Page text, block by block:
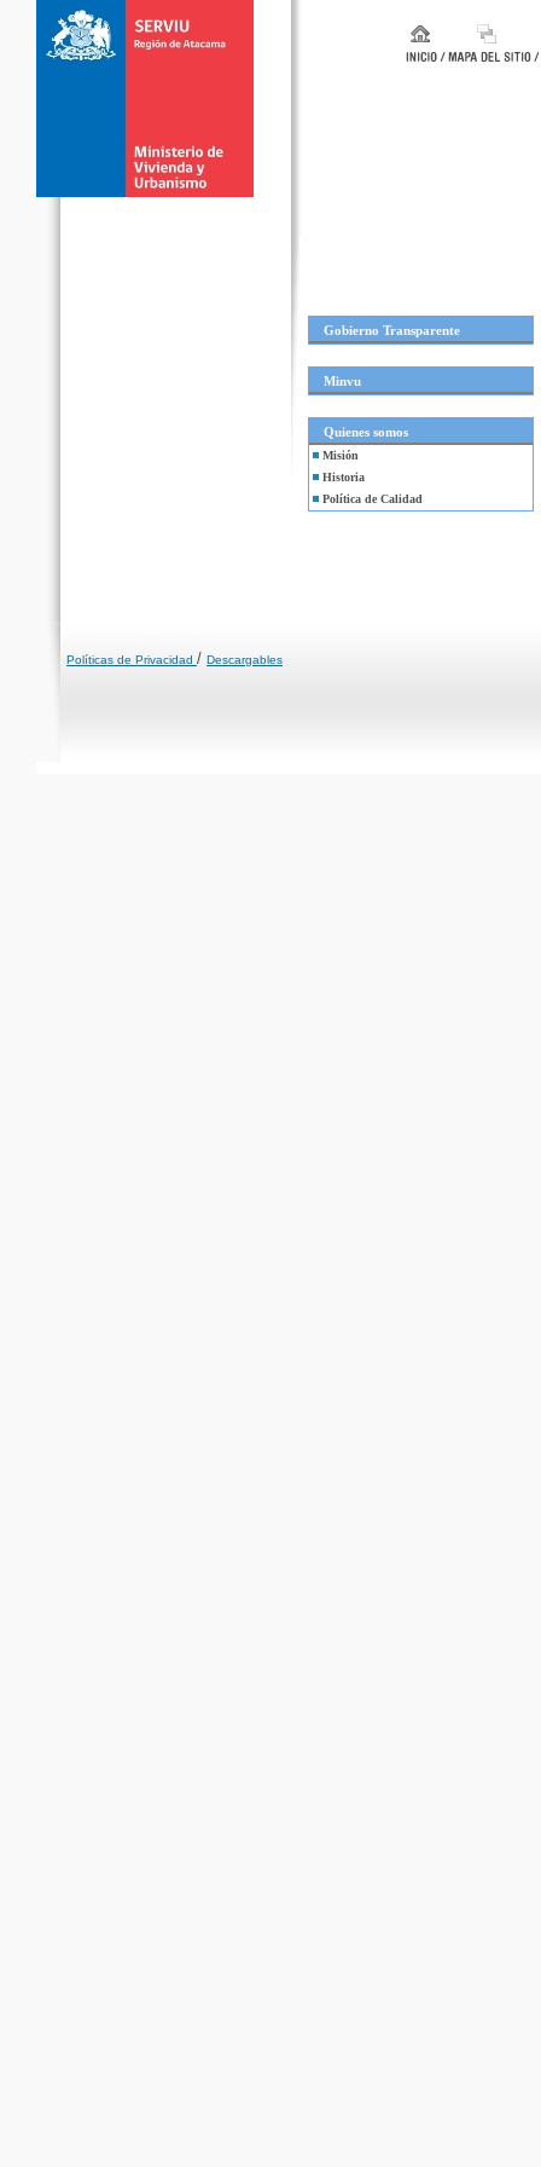
Gobierno Transparente
Minvu
Quienes somos
Misión
Historia
Política de Calidad
Políticas de Privacidad / Descargables